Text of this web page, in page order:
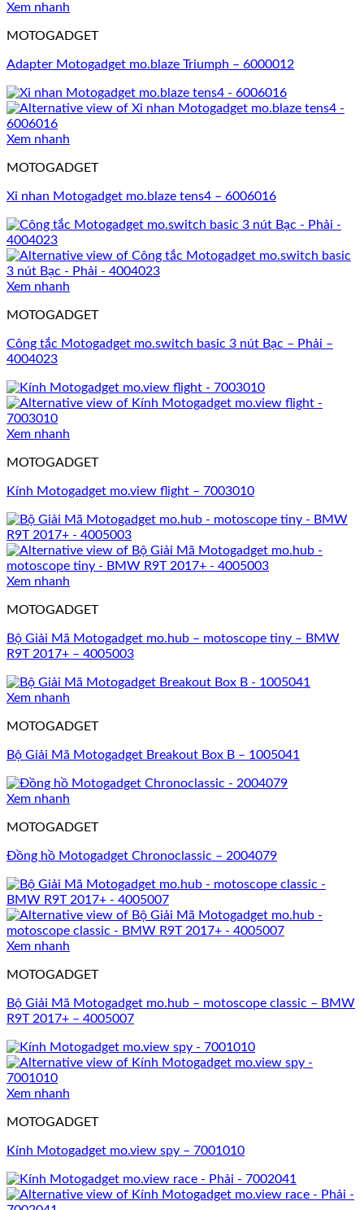
Xem nhanh
MOTOGADGET
Adapter Motogadget mo.blaze Triumph – 6000012
Xem nhanh
MOTOGADGET
Xi nhan Motogadget mo.blaze tens4 – 6006016
Xem nhanh
MOTOGADGET
Công tắc Motogadget mo.switch basic 3 nút Bạc – Phải –
4004023
Xem nhanh
MOTOGADGET
Kính Motogadget mo.view flight – 7003010
Xem nhanh
MOTOGADGET
Bộ Giải Mã Motogadget mo.hub – motoscope tiny – BMW
R9T 2017+ – 4005003
Xem nhanh
MOTOGADGET
Bộ Giải Mã Motogadget Breakout Box B – 1005041
Xem nhanh
MOTOGADGET
Đồng hồ Motogadget Chronoclassic – 2004079
Xem nhanh
MOTOGADGET
Bộ Giải Mã Motogadget mo.hub – motoscope classic – BMW
R9T 2017+ – 4005007
Xem nhanh
MOTOGADGET
Kính Motogadget mo.view spy – 7001010